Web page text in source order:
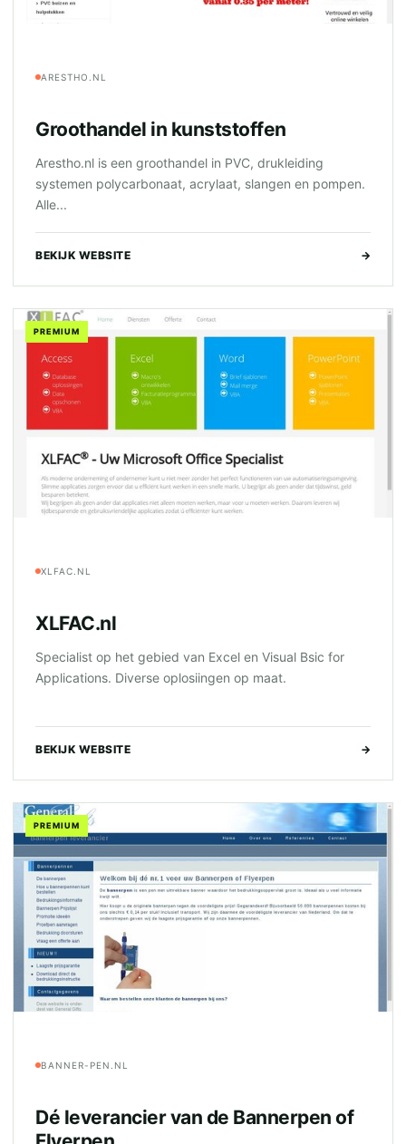
ARESTHO.NL
Groothandel in kunststoffen
Arestho.nl is een groothandel in PVC, drukleiding
systemen polycarbonaat, acrylaat, slangen en pompen.
Alle...
BEKIJK WEBSITE →
PREMIUM
XLFAC.NL
XLFAC.nl
Specialist op het gebied van Excel en Visual Bsic for
Applications. Diverse oplosiingen op maat.
BEKIJK WEBSITE →
PREMIUM
BANNER-PEN.NL
Dé leverancier van de Bannerpen of